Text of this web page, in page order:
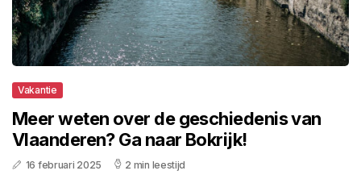
Vakantie
Meer weten over de geschiedenis van
Vlaanderen? Ga naar Bokrijk!
16 februari 2025 2 min leestijd